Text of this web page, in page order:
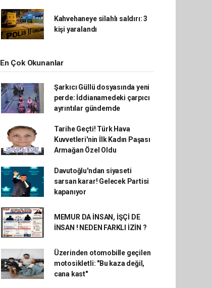
Kahvehaneye silahlı saldırı: 3
kişi yaralandı
En Çok Okunanlar
Şarkıcı Güllü dosyasında yeni
perde: İddianamedeki çarpıcı
ayrıntılar gündemde
Tarihe Geçti! Türk Hava
Kuvvetleri'nin İlk Kadın Paşası
Armağan Özel Oldu
Davutoğlu'ndan siyaseti
sarsan karar! Gelecek Partisi
kapanıyor
MEMUR DA İNSAN, İŞÇİ DE
İNSAN ! NEDEN FARKLI İZİN ?
Üzerinden otomobille geçilen
motosikletli: "Bu kaza değil,
cana kast"